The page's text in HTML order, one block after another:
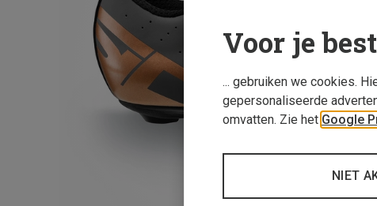
Voor je
... gebruiken we cookies.
gepersonaliseerde
omvatten. Zie het Google
NIET